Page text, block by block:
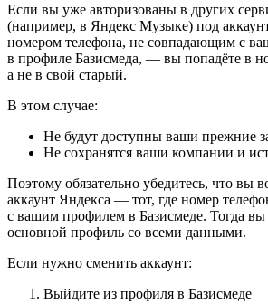
Если вы уже авторизованы в других
(например, в Яндекс Музыке) под
номером телефона, не совпадающим с
в профиле Базисмеда, — вы попадёте в
а не в свой старый.
В этом случае:
Не будут доступны ваши прежние
Не сохранятся ваши компании и
Поэтому обязательно убедитесь, что вы
аккаунт Яндекса — тот, где номер
с вашим профилем в Базисмеде. Тогда вы
основной профиль со всеми данными.
Если нужно сменить аккаунт:
Выйдите из профиля в Базисмеде